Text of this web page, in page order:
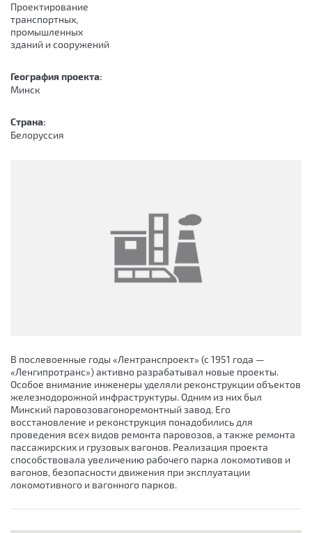
В послевоенные годы «Лентранспроект» (с 1951 года —
«Ленгипротранс») активно разрабатывал новые проекты.
Особое внимание инженеры уделяли реконструкции объектов
железнодорожной инфраструктуры. Одним из них был
Минский паровозовагоноремонтный завод. Его
восстановление и реконструкция понадобились для
проведения всех видов ремонта паровозов, а также ремонта
пассажирских и грузовых вагонов. Реализация проекта
способствовала увеличению рабочего парка локомотивов и
вагонов, безопасности движения при эксплуатации
локомотивного и вагонного парков.
Проектирование
транспортных,
промышленных
зданий и сооружений
География проекта:
Минск
Страна:
Белоруссия